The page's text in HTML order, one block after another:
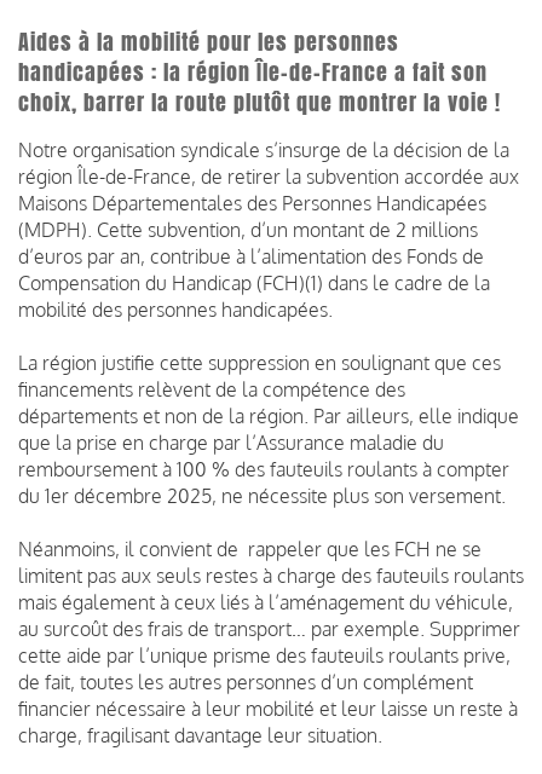
Aides à la mobilité pour les personnes
handicapées : la région Île-de-France a fait son
choix, barrer la route plutôt que montrer la voie !
Notre organisation syndicale s’insurge de la décision de la
région Île-de-France, de retirer la subvention accordée aux
Maisons Départementales des Personnes Handicapées
(MDPH). Cette subvention, d’un montant de 2 millions
d’euros par an, contribue à l’alimentation des Fonds de
Compensation du Handicap (FCH)(1) dans le cadre de la
mobilité des personnes handicapées.
La région justifie cette suppression en soulignant que ces
financements relèvent de la compétence des
départements et non de la région. Par ailleurs, elle indique
que la prise en charge par l’Assurance maladie du
remboursement à 100 % des fauteuils roulants à compter
du 1er décembre 2025, ne nécessite plus son versement.
Néanmoins, il convient de rappeler que les FCH ne se
limitent pas aux seuls restes à charge des fauteuils roulants
mais également à ceux liés à l’aménagement du véhicule,
au surcoût des frais de transport… par exemple. Supprimer
cette aide par l’unique prisme des fauteuils roulants prive,
de fait, toutes les autres personnes d’un complément
financier nécessaire à leur mobilité et leur laisse un reste à
charge, fragilisant davantage leur situation.